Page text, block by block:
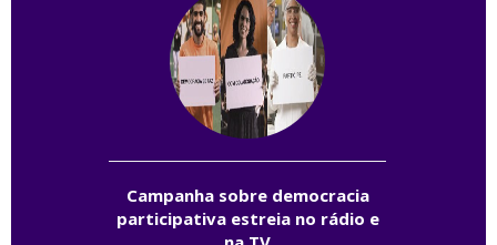
Campanha sobre democracia
participativa estreia no rádio e